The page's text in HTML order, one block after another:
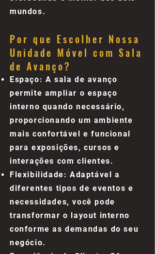
mundos.
Por que Escolher Nossa
Unidade Móvel com Sala
de Avanço?
Espaço: A sala de avanço
permite ampliar o espaço
interno quando necessário,
proporcionando um ambiente
mais confortável e funcional
para exposições, cursos e
interações com clientes.
Flexibilidade: Adaptável a
diferentes tipos de eventos e
necessidades, você pode
transformar o layout interno
conforme as demandas do seu
negócio.